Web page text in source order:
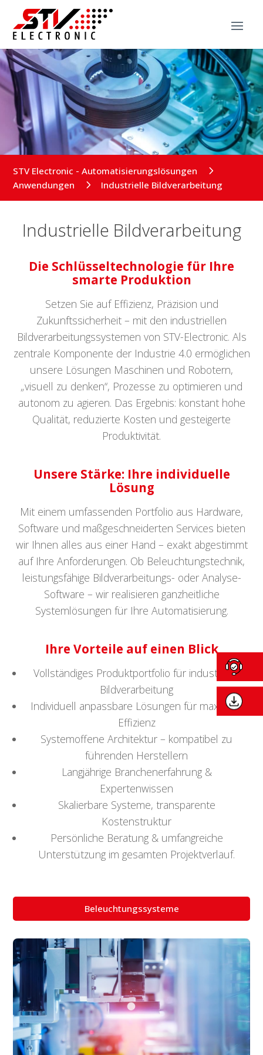
STV Electronic - Automatisierungslösungen 5
Anwendungen 5 Industrielle Bildverarbeitung
Industrielle Bildverarbeitung
Die Schlüsseltechnologie für Ihre
smarte Produktion
Setzen Sie auf Effizienz, Präzision und
Zukunftssicherheit – mit den industriellen
Bildverarbeitungssystemen von STV-Electronic. Als
zentrale Komponente der Industrie 4.0 ermöglichen
unsere Lösungen Maschinen und Robotern,
„visuell zu denken“, Prozesse zu optimieren und
autonom zu agieren. Das Ergebnis: konstant hohe
Qualität, reduzierte Kosten und gesteigerte
Produktivität.
Unsere Stärke: Ihre individuelle
Lösung
Mit einem umfassenden Portfolio aus Hardware,
Software und maßgeschneiderten Services bieten
wir Ihnen alles aus einer Hand – exakt abgestimmt
auf Ihre Anforderungen. Ob Beleuchtungstechnik,
leistungsfähige Bildverarbeitungs- oder Analyse-
Software – wir realisieren ganzheitliche
Systemlösungen für Ihre Automatisierung.
Ihre Vorteile auf einen Blick
Vollständiges Produktportfolio für industrielle
Bildverarbeitung
Individuell anpassbare Lösungen für maximale
Effizienz
Systemoffene Architektur – kompatibel zu
führenden Herstellern
Langjährige Branchenerfahrung &
Expertenwissen
Skalierbare Systeme, transparente
Kostenstruktur
Persönliche Beratung & umfangreiche
Unterstützung im gesamten Projektverlauf.
Beleuchtungssysteme